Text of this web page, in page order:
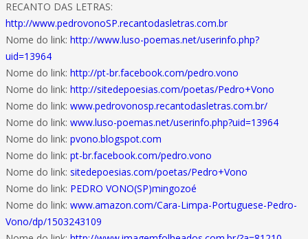
RECANTO DAS LETRAS:
http://www.pedrovonoSP.recantodasletras.com.br
Nome do link: http://www.luso-poemas.net/userinfo.php?
uid=13964
Nome do link: http://pt-br.facebook.com/pedro.vono
Nome do link: http://sitedepoesias.com/poetas/Pedro+Vono
Nome do link: www.pedrovonosp.recantodasletras.com.br/
Nome do link: www.luso-poemas.net/userinfo.php?uid=13964
Nome do link: pvono.blogspot.com
Nome do link: pt-br.facebook.com/pedro.vono
Nome do link: sitedepoesias.com/poetas/Pedro+Vono
Nome do link: PEDRO VONO(SP)mingozoé
Nome do link: www.amazon.com/Cara-Limpa-Portuguese-Pedro-
Vono/dp/1503243109